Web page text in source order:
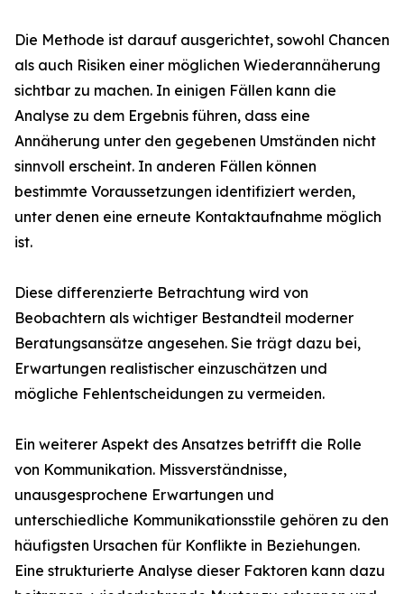
Die Methode ist darauf ausgerichtet, sowohl Chancen
als auch Risiken einer möglichen Wiederannäherung
sichtbar zu machen. In einigen Fällen kann die
Analyse zu dem Ergebnis führen, dass eine
Annäherung unter den gegebenen Umständen nicht
sinnvoll erscheint. In anderen Fällen können
bestimmte Voraussetzungen identifiziert werden,
unter denen eine erneute Kontaktaufnahme möglich
ist.
Diese differenzierte Betrachtung wird von
Beobachtern als wichtiger Bestandteil moderner
Beratungsansätze angesehen. Sie trägt dazu bei,
Erwartungen realistischer einzuschätzen und
mögliche Fehlentscheidungen zu vermeiden.
Ein weiterer Aspekt des Ansatzes betrifft die Rolle
von Kommunikation. Missverständnisse,
unausgesprochene Erwartungen und
unterschiedliche Kommunikationsstile gehören zu den
häufigsten Ursachen für Konflikte in Beziehungen.
Eine strukturierte Analyse dieser Faktoren kann dazu